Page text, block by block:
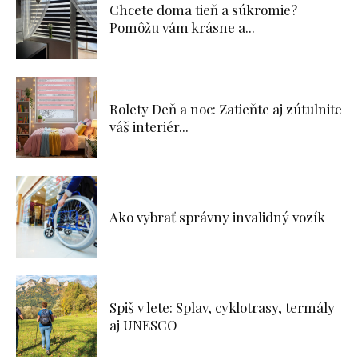
Chcete doma tieň a súkromie?
Pomôžu vám krásne a...
Rolety Deň a noc: Zatieňte aj zútulnite
váš interiér...
Ako vybrať správny invalidný vozík
Spiš v lete: Splav, cyklotrasy, termály
aj UNESCO